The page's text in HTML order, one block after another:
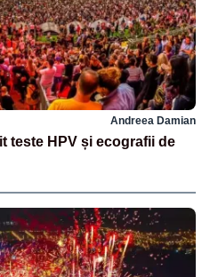
Andreea Damian
teste HPV și ecografii de